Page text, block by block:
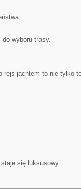
wyboru trasy.
rejs jachtem to nie tylko
się luksusowy.